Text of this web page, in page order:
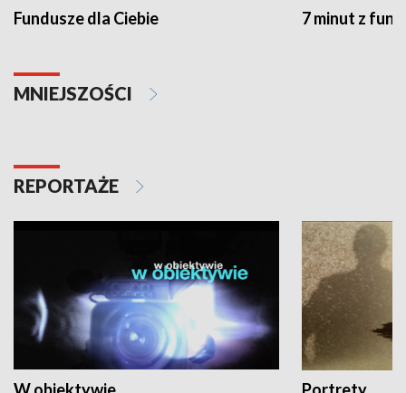
Fundusze dla Ciebie 7 minut z
MNIEJSZOŚCI
REPORTAŻE